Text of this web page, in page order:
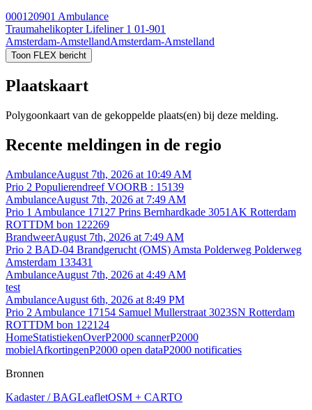
000120901 Ambulance
Traumahelikopter Lifeliner 1 01-901
Amsterdam-AmstellandAmsterdam-Amstelland
Toon FLEX bericht
Plaatskaart
Polygoonkaart van de gekoppelde plaats(en) bij deze melding.
Recente meldingen in de regio
AmbulanceAugust 7th, 2026 at 10:49 AM
Prio 2 Populierendreef VOORB : 15139
AmbulanceAugust 7th, 2026 at 7:49 AM
Prio 1 Ambulance 17127 Prins Bernhardkade 3051AK Rotterdam
ROTTDM bon 122269
BrandweerAugust 7th, 2026 at 7:49 AM
Prio 2 BAD-04 Brandgerucht (OMS) Amsta Polderweg Polderweg
Amsterdam 133431
AmbulanceAugust 7th, 2026 at 4:49 AM
test
AmbulanceAugust 6th, 2026 at 8:49 PM
Prio 2 Ambulance 17154 Samuel Mullerstraat 3023SN Rotterdam
ROTTDM bon 122124
HomeStatistiekenOverP2000 scannerP2000
mobielAfkortingenP2000 open dataP2000 notificaties
Bronnen
Kadaster / BAGLeafletOSM + CARTO